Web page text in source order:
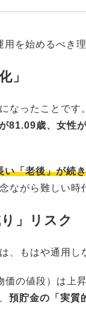
を始めるべき
」
なったことです
81.09歳、女性
「老後」が続
ながら難しい時
」リスク
、もはや通用し
の値段）は上
預貯金の「実質